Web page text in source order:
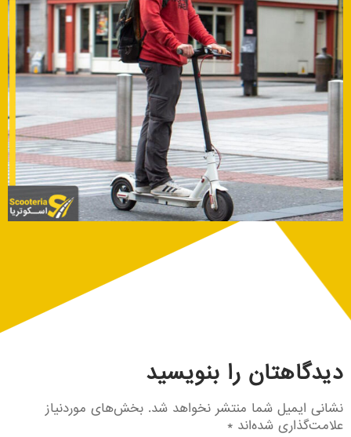
دیدگاهتان را بنویسید
نشانی ایمیل شما منتشر نخواهد شد. بخش‌های موردنیاز
علامت‌گذاری شده‌اند *